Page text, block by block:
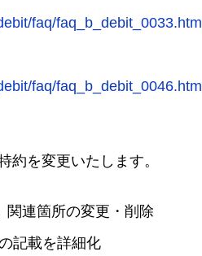
faq/faq_b_debit_0033.html
faq/faq_b_debit_0046.html
約を変更いたします。
連箇所の変更・削除
記載を詳細化